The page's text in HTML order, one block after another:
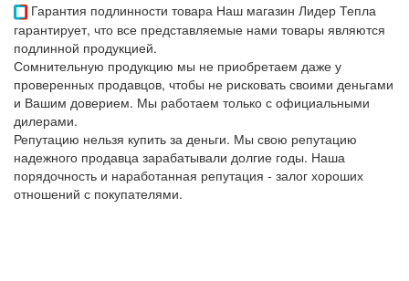
Гарантия подлинности товара Наш магазин Лидер Тепла
гарантирует, что все представляемые нами товары являются
подлинной продукцией.
Сомнительную продукцию мы не приобретаем даже у
проверенных продавцов, чтобы не рисковать своими деньгами
и Вашим доверием. Мы работаем только с официальными
дилерами.
Репутацию нельзя купить за деньги. Мы свою репутацию
надежного продавца зарабатывали долгие годы. Наша
порядочность и наработанная репутация - залог хороших
отношений с покупателями.